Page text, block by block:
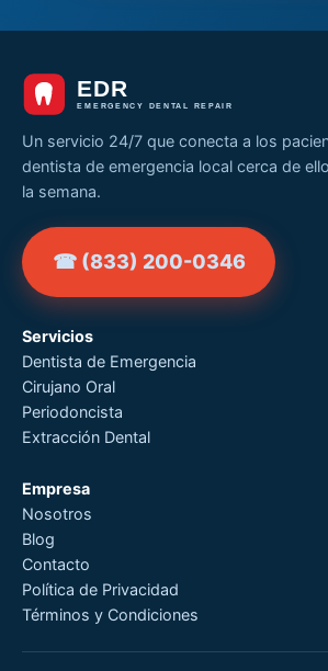
Un servicio 24/7 que conecta a los
dentista de emergencia local cerca de
la semana.
☎ (833) 200-0346
Servicios
Dentista de Emergencia
Cirujano Oral
Periodoncista
Extracción Dental
Empresa
Nosotros
Blog
Contacto
Política de Privacidad
Términos y Condiciones